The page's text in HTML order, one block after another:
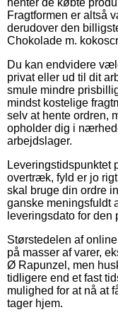
Fragtformen er altså
derudover den
Chokolade m.
Du kan endvidere
privat eller ud til dit
smule mindre
mindst kostelige
selv at hente ordren,
opholder dig i
arbejdslager.
Leveringstidspunktet
overtræk, fyld er jo
skal bruge din ordre
ganske meningsfuldt
leveringsdato for
Størstedelen af
på masser af varer,
Ø Rapunzel, men
tidligere end et fast
mulighed for at nå at
tager hjem.